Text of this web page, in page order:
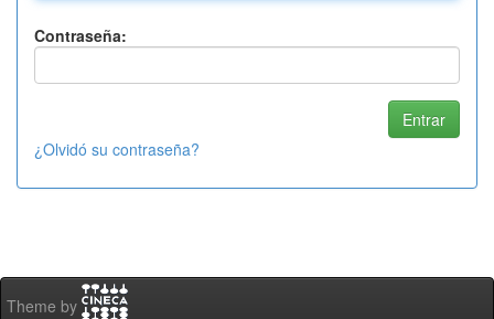
Contraseña:
¿Olvidó su contraseña?
Theme by